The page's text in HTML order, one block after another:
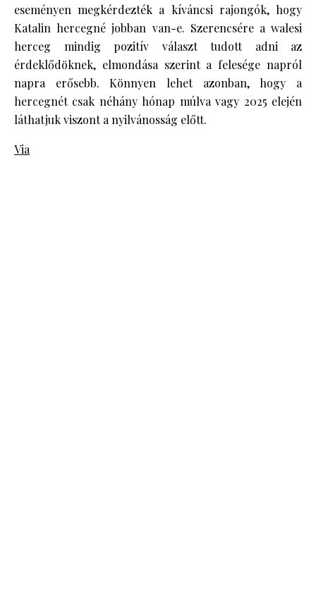
eseményen megkérdezték a kíváncsi rajongók, hogy
Katalin hercegné jobban van-e. Szerencsére a walesi
herceg mindig pozitív választ tudott adni az
érdeklődöknek, elmondása szerint a felesége napról
napra erősebb. Könnyen lehet azonban, hogy a
hercegnét csak néhány hónap múlva vagy 2025 elején
láthatjuk viszont a nyilvánosság előtt.
Via